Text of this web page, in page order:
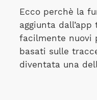
Ecco perchè la
aggiunta
facilmente nuovi
basati sulle
diventata una